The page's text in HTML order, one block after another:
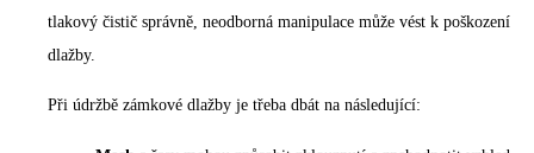
tlakový čistič správně, neodborná manipulace může vést k poškození
dlažby.
Při údržbě zámkové dlažby je třeba dbát na následující: